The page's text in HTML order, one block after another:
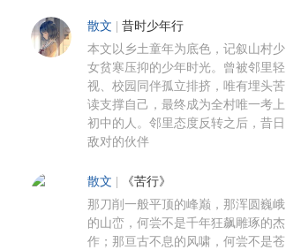
散文 昔时少年行
本文以乡土童年为底色，记叙山村少
女贫寒压抑的少年时光。曾被邻里轻
视、校园同伴孤立排挤，唯有埋头苦
读支撑自己，最终成为全村唯一考上
初中的人。邻里态度反转之后，昔日
敌对的伙伴
散文 《苦行》
那刀削一般平顶的峰巅，那浑圆巍峨
的山峦，何尝不是千年狂飙雕琢的杰
作；那亘古不息的风啸，何尝不是苍